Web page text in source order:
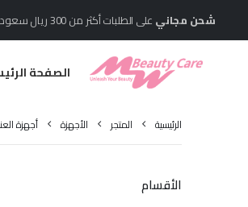
شحن مجاني على الطلبات أكثر من 300 ريال سعودي -
الصفحة
الرئيسية المتجر الأجهزة أجهزة
الأقسام